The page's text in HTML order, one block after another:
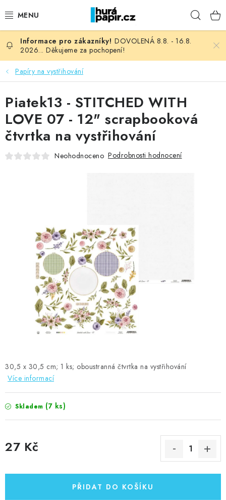
na
NOVINKY
HURÁ DÍLNA
VŠECHNO ZBOŽÍ
KNIHAŘSKÝ MATERIÁL
MOJE OBJEDNÁVKA
ZNAČKY
Kontakty Moje objednávka
Oblíbené ♥️
Hodnocení obchodu
Obchodní podmínky
Podmínky ochrany osobních údajů
Ověřování recenzí
Jak nakupovat
DOVOLENÁ 8.8. - 16.8.
2026... Děkujeme za pochopení!
Papíry na vystřihování
30,5 x 30,5 cm; 1 ks; oboustranná čtvrtka na vystřihování
Více informací
Skladem (7 ks)
27 Kč
PŘIDAT DO KOŠÍKU
Piatek13 - STITCHED WITH
LOVE 07 - 12" scrapbooková
čtvrtka na vystřihování
Neohodnoceno Podrobnosti hodnocení